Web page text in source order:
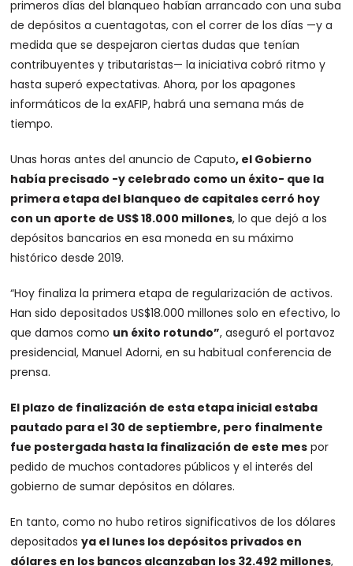
primeros días del blanqueo habían arrancado con una suba
de depósitos a cuentagotas, con el correr de los días —y a
medida que se despejaron ciertas dudas que tenían
contribuyentes y tributaristas— la iniciativa cobró ritmo y
hasta superó expectativas. Ahora, por los apagones
informáticos de la exAFIP, habrá una semana más de
tiempo.
Unas horas antes del anuncio de Caputo, el Gobierno
había precisado -y celebrado como un éxito- que la
primera etapa del blanqueo de capitales cerró hoy
con un aporte de US$ 18.000 millones, lo que dejó a los
depósitos bancarios en esa moneda en su máximo
histórico desde 2019.
“Hoy finaliza la primera etapa de regularización de activos.
Han sido depositados US$18.000 millones solo en efectivo, lo
que damos como un éxito rotundo”, aseguró el portavoz
presidencial, Manuel Adorni, en su habitual conferencia de
prensa.
El plazo de finalización de esta etapa inicial estaba
pautado para el 30 de septiembre, pero finalmente
fue postergada hasta la finalización de este mes por
pedido de muchos contadores públicos y el interés del
gobierno de sumar depósitos en dólares.
En tanto, como no hubo retiros significativos de los dólares
depositadosya el lunes los depósitos privados en
dólares en los bancos alcanzaban los 32.492 millones,